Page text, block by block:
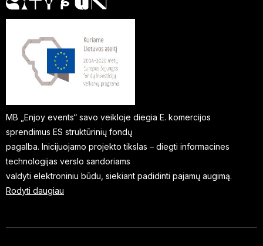
MB „Enjoy events“ savo veikloje diegia E. komercijos
sprendimus ES struktūrinių fondų
pagalba. Inicijuojamo projekto tikslas – diegti informacines
technologijas verslo sandoriams
valdyti elektroniniu būdu, siekiant padidinti pajamų augimą.
Rodyti daugiau